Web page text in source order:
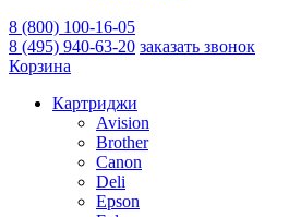
8 (800) 100-16-05
8 (495) 940-63-20 заказать звонок
Корзина
Картриджи
Avision
Brother
Canon
Deli
Epson